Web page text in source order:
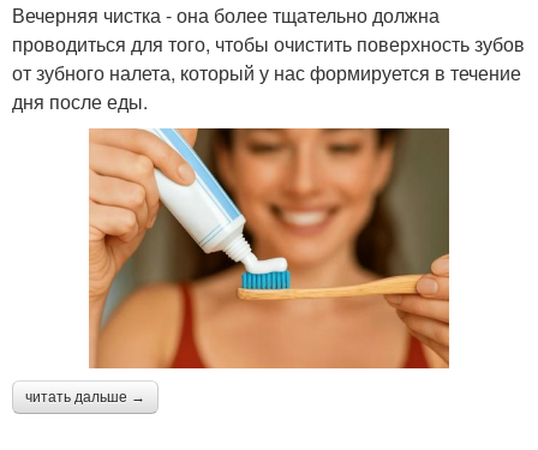
Вечерняя чистка - она более тщательно должна
проводиться для того, чтобы очистить поверхность зубов
от зубного налета, который у нас формируется в течение
дня после еды.
читать дальше →